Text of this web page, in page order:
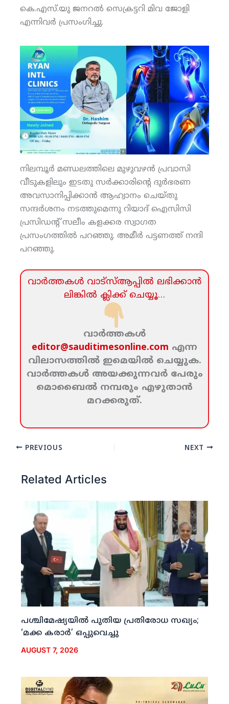
കെ.എസ്.യു ജനറല്‍ സെക്രട്ടറി മിവ ജോളി
എന്നിവര്‍ പ്രസംഗിച്ചു.
നിലമ്പൂര്‍ മണ്ഡലത്തിലെ മുഴുവഴന്‍ പ്രവാസി
വീടുകളിലും ഇടതു സര്‍ക്കാരിന്റെ ദുര്‍ഭരണ
അവസാനിപ്പിക്കാന്‍ ആഹ്വാനം ചെയ്തു
സന്ദര്‍ശനം നടത്തുമെന്നു റിയാദ് ഐസിസി
പ്രസിഡന്റ് സലീം കളക്കര സ്വാഗത
പ്രസംഗത്തില്‍ പറഞ്ഞു. അമീര്‍ പട്ടണത്ത് നന്ദി
പറഞ്ഞു.
വാര്‍ത്തകള്‍ വാട്‌സ്‌ആപ്പില്‍ ലഭിക്കാന്‍
ലിങ്കില്‍ ക്ലിക്ക്‌ ചെയ്യൂ…
വാര്‍ത്തകള്‍
editor@sauditimesonline.com എന്ന
വിലാസത്തില്‍ ഇമെയില്‍ ചെയ്യുക.
വാര്‍ത്തകള്‍ അയക്കുന്നവര്‍ പേരും
മൊബൈല്‍ നമ്പരും എഴുതാന്‍
മറക്കരുത്‌.
PREVIOUS NEXT
Related Articles
പശ്ചിമേഷ്യയില്‍ പുതിയ പ്രതിരോധ സഖ്യം;
‘മക്ക കരാര്‍’ ഒപ്പുവെച്ചു
AUGUST 7, 2026